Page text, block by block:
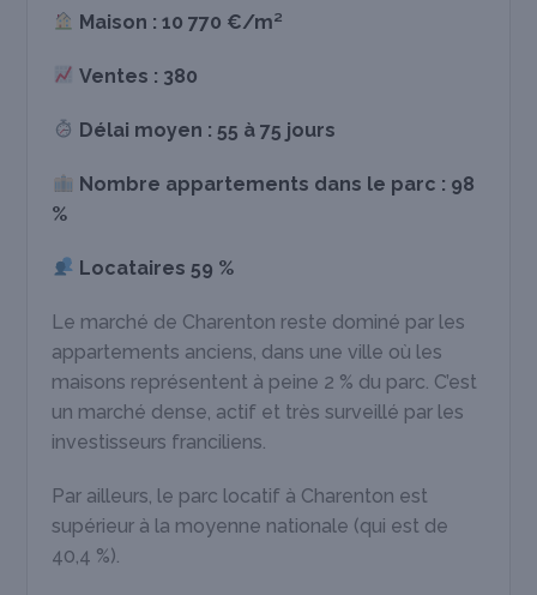
Maison : 10 770 €/m²
Ventes : 380
Délai moyen : 55 à 75 jours
Nombre appartements dans le parc : 98
%
Locataires 59 %
Le marché de Charenton reste dominé par les
appartements anciens, dans une ville où les
maisons représentent à peine 2 % du parc. C’est
un marché dense, actif et très surveillé par les
investisseurs franciliens.
Par ailleurs, le parc locatif à Charenton est
supérieur à la moyenne nationale (qui est de
40,4 %).